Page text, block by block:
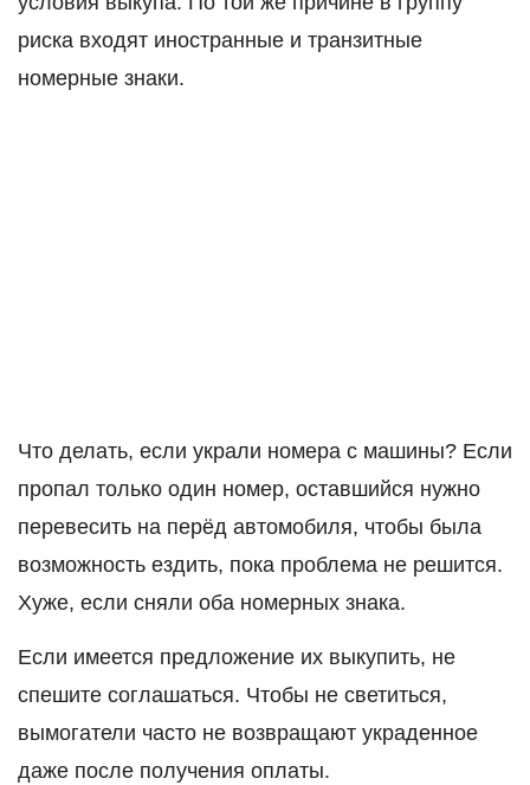
риска входят иностранные и транзитные
номерные знаки.
Что делать, если украли номера с машины? Если
пропал только один номер, оставшийся нужно
перевесить на перёд автомобиля, чтобы была
возможность ездить, пока проблема не решится.
Хуже, если сняли оба номерных знака.
Если имеется предложение их выкупить, не
спешите соглашаться. Чтобы не светиться,
вымогатели часто не возвращают украденное
даже после получения оплаты.